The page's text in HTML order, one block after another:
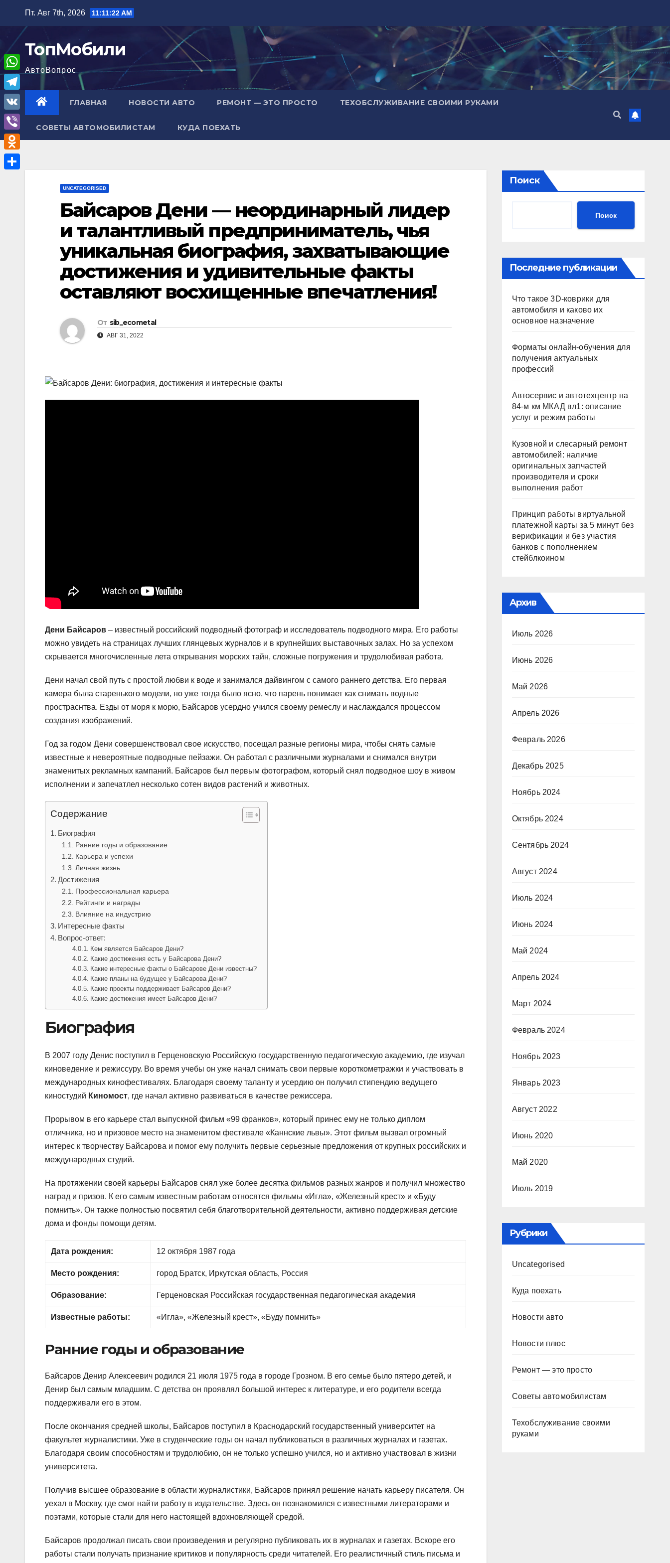
содержимому
Пт. Авг 7th, 2026 11:11:23 AM
ТопМобили
АвтоВопрос
ГЛАВНАЯ НОВОСТИ АВТО РЕМОНТ — ЭТО ПРОСТО ТЕХОБСЛУЖИВАНИЕ СВОИМИ РУКАМИ
СОВЕТЫ АВТОМОБИЛИСТАМ КУДА ПОЕХАТЬ
UNCATEGORISED
Байсаров Дени — неординарный лидер
и талантливый предприниматель, чья
уникальная биография, захватывающие
достижения и удивительные факты
оставляют восхищенные впечатления!
От sib_ecometal
АВГ 31, 2022
Дени Байсаров – известный российский подводный фотограф и исследователь подводного мира. Его работы
можно увидеть на страницах лучших глянцевых журналов и в крупнейших выставочных залах. Но за успехом
скрывается многочисленные лета открывания морских тайн, сложные погружения и трудолюбивая работа.
Дени начал свой путь с простой любви к воде и занимался дайвингом с самого раннего детства. Его первая
камера была старенького модели, но уже тогда было ясно, что парень понимает как снимать водные
простраснтва. Езды от моря к морю, Байсаров усердно учился своему ремеслу и наслаждался процессом
создания изображений.
Год за годом Дени совершенствовал свое искусство, посещал разные регионы мира, чтобы снять самые
известные и невероятные подводные пейзажи. Он работал с различными журналами и снимался внутри
знаменитых рекламных кампаний. Байсаров был первым фотографом, который снял подводное шоу в живом
исполнении и запечатлел несколько сотен видов растений и животных.
Содержание
Биография
Ранние годы и образование
Карьера и успехи
Личная жизнь
Достижения
Профессиональная карьера
Рейтинги и награды
Влияние на индустрию
Интересные факты
Вопрос-ответ:
Кем является Байсаров Дени?
Какие достижения есть у Байсарова Дени?
Какие интересные факты о Байсарове Дени известны?
Какие планы на будущее у Байсарова Дени?
Какие проекты поддерживает Байсаров Дени?
Какие достижения имеет Байсаров Дени?
Биография
В 2007 году Денис поступил в Герценовскую Российскую государственную педагогическую академию, где изучал
киноведение и режиссуру. Во время учебы он уже начал снимать свои первые короткометражки и участвовать в
международных кинофестивалях. Благодаря своему таланту и усердию он получил стипендию ведущего
киностудий Киномост, где начал активно развиваться в качестве режиссера.
Прорывом в его карьере стал выпускной фильм «99 франков», который принес ему не только диплом
отличника, но и призовое место на знаменитом фестивале «Каннские львы». Этот фильм вызвал огромный
интерес к творчеству Байсарова и помог ему получить первые серьезные предложения от крупных российских и
международных студий.
На протяжении своей карьеры Байсаров снял уже более десятка фильмов разных жанров и получил множество
наград и призов. К его самым известным работам относятся фильмы «Игла», «Железный крест» и «Буду
помнить». Он также полностью посвятил себя благотворительной деятельности, активно поддерживая детские
дома и фонды помощи детям.
Дата рождения: 12 октября 1987 года
Место рождения: город Братск, Иркутская область, Россия
Образование: Герценовская Российская государственная педагогическая академия
Известные работы: «Игла», «Железный крест», «Буду помнить»
Ранние годы и образование
Байсаров Денир Алексеевич родился 21 июля 1975 года в городе Грозном. В его семье было пятеро детей, и
Денир был самым младшим. С детства он проявлял большой интерес к литературе, и его родители всегда
поддерживали его в этом.
После окончания средней школы, Байсаров поступил в Краснодарский государственный университет на
факультет журналистики. Уже в студенческие годы он начал публиковаться в различных журналах и газетах.
Благодаря своим способностям и трудолюбию, он не только успешно учился, но и активно участвовал в жизни
университета.
Получив высшее образование в области журналистики, Байсаров принял решение начать карьеру писателя. Он
уехал в Москву, где смог найти работу в издательстве. Здесь он познакомился с известными литераторами и
поэтами, которые стали для него настоящей вдохновляющей средой.
Байсаров продолжал писать свои произведения и регулярно публиковать их в журналах и газетах. Вскоре его
работы стали получать признание критиков и популярность среди читателей. Его реалистичный стиль письма и
Поиск
Поиск
Последние публикации
Что такое 3D-коврики для
автомобиля и каково их
основное назначение
Форматы онлайн-обучения для
получения актуальных
профессий
Автосервис и автотехцентр на
84-м км МКАД вл1: описание
услуг и режим работы
Кузовной и слесарный ремонт
автомобилей: наличие
оригинальных запчастей
производителя и сроки
выполнения работ
Принцип работы виртуальной
платежной карты за 5 минут без
верификации и без участия
банков с пополнением
стейблкоином
Архив
Июль 2026
Июнь 2026
Май 2026
Апрель 2026
Февраль 2026
Декабрь 2025
Ноябрь 2024
Октябрь 2024
Сентябрь 2024
Август 2024
Июль 2024
Июнь 2024
Май 2024
Апрель 2024
Март 2024
Февраль 2024
Ноябрь 2023
Январь 2023
Август 2022
Июнь 2020
Май 2020
Июль 2019
Рубрики
Uncategorised
Куда поехать
Новости авто
Новости плюс
Ремонт — это просто
Советы автомобилистам
Техобслуживание своими
руками
W
h
a
A
T
e
l
e
g
V
K
V
i
b
O